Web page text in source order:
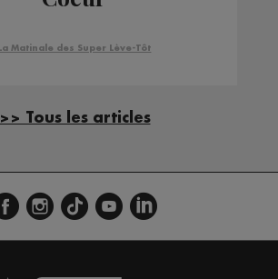
La Matinale des Super Lève-Tôt
>> Tous les articles